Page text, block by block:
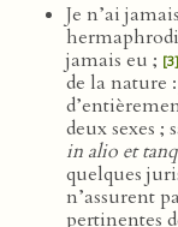
Je n’ai
jamais eu ; [3]
de la nature
deux sexes ;
in alio et
quelques
n’assurent
pertinentes